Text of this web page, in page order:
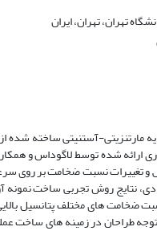
تهران، تهران، ایران
مارتنزیتی-آستنیتی ساخته
ارائه شده توسط لاگوداس
تغییرات نسبت ضخامت بر روی
روش تجربی ساخت نمونه
های مختلف پتانسیل
طراحان در زمینه های ساخت